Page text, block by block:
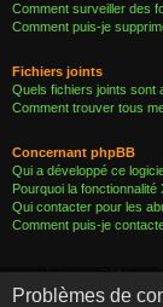
Comment surveiller des
Comment puis-je
Fichiers joints
Quels fichiers joints sont
Comment trouver tous
Concernant phpBB
Qui a développé ce
Pourquoi la fonctionnalité
Qui contacter pour les
Comment puis-je
Problèmes de